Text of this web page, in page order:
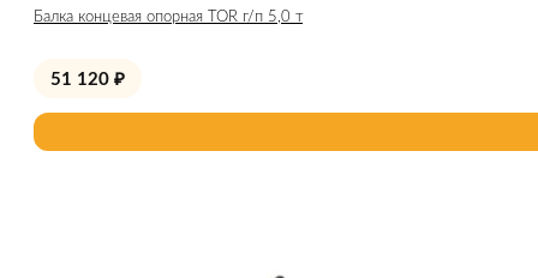
Балка концевая опорная TOR г/п 5,0 т
51 120 ₽